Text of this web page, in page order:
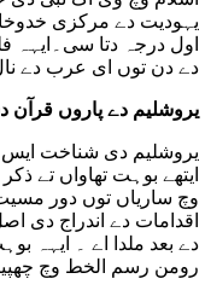
یہودیت دے مرکزی
اول درجہ دتا سی۔ایہہ
دے دن توں ای عرب دے
یروشلیم دے پاروں قرآن
یروشلیم دی شناخت
ایتھے بوہت تھاواں تے
وچ ساریاں توں دور
اقدامات دے اندراج دی
دے بعد ملدا اے ۔ ایہہ
رومن رسم الخط وچ چھپیا